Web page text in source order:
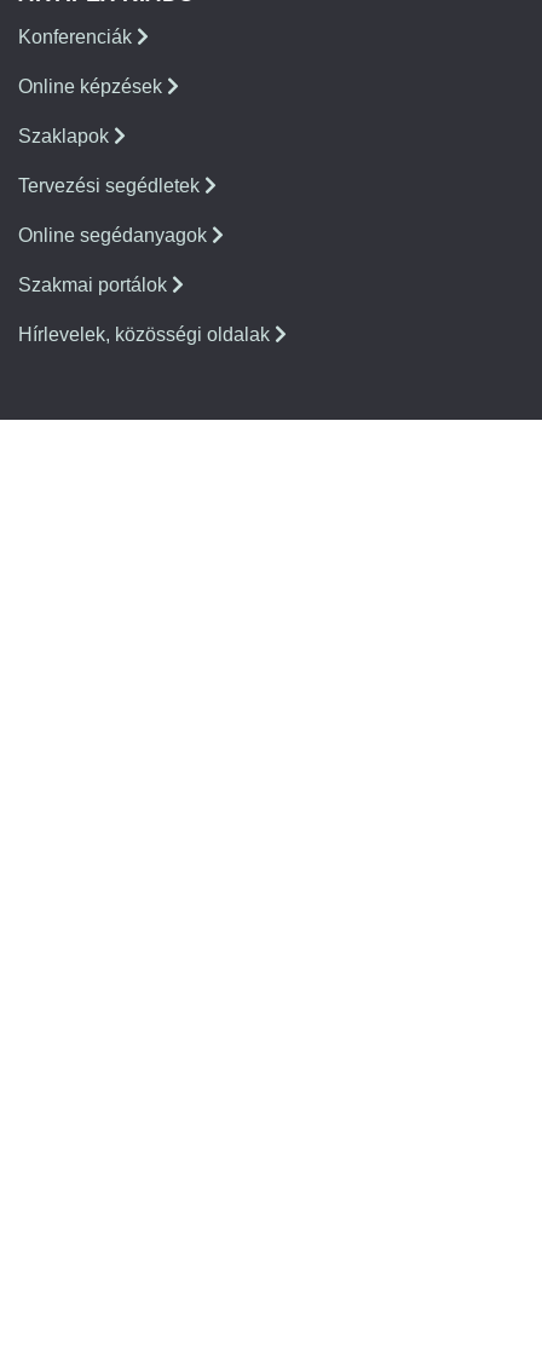
Konferenciák
Online képzések
Szaklapok
Tervezési segédletek
Online segédanyagok
Szakmai portálok
Hírlevelek, közösségi oldalak